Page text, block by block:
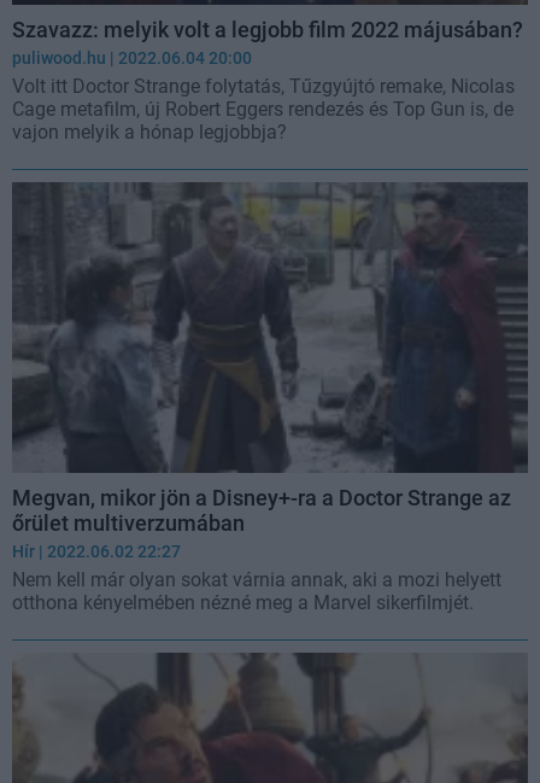
Szavazz: melyik volt a legjobb film 2022 májusában?
puliwood.hu | 2022.06.04 20:00
Volt itt Doctor Strange folytatás, Tűzgyújtó remake, Nicolas
Cage metafilm, új Robert Eggers rendezés és Top Gun is, de
vajon melyik a hónap legjobbja?
Megvan, mikor jön a Disney+-ra a Doctor Strange az
őrület multiverzumában
Hír | 2022.06.02 22:27
Nem kell már olyan sokat várnia annak, aki a mozi helyett
otthona kényelmében nézné meg a Marvel sikerfilmjét.